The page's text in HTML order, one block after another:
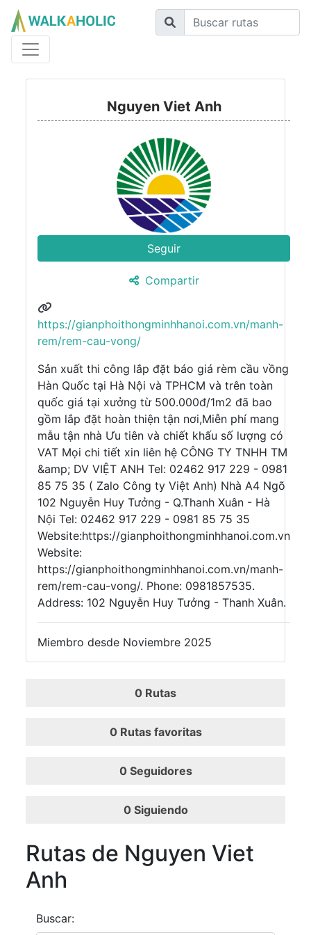
Nguyen Viet Anh
Seguir
Compartir
https://gianphoithongminhhanoi.com.vn/manh-
rem/rem-cau-vong/
Sản xuất thi công lắp đặt báo giá rèm cầu vồng
Hàn Quốc tại Hà Nội và TPHCM và trên toàn
quốc giá tại xưởng từ 500.000đ/1m2 đã bao
gồm lắp đặt hoàn thiện tận nơi,Miễn phí mang
mẫu tận nhà Ưu tiên và chiết khấu số lượng có
VAT Mọi chi tiết xin liên hệ CÔNG TY TNHH TM
&amp; DV VIỆT ANH Tel: 02462 917 229 - 0981
85 75 35 ( Zalo Công ty Việt Anh) Nhà A4 Ngõ
102 Nguyễn Huy Tưởng - Q.Thanh Xuân - Hà
Nội Tel: 02462 917 229 - 0981 85 75 35
Website:https://gianphoithongminhhanoi.com.vn
Website:
https://gianphoithongminhhanoi.com.vn/manh-
rem/rem-cau-vong/. Phone: 0981857535.
Address: 102 Nguyễn Huy Tưởng - Thanh Xuân.
Miembro desde Noviembre 2025
0 Rutas
0 Rutas favoritas
0 Seguidores
0 Siguiendo
Rutas de Nguyen Viet
Anh
Buscar: